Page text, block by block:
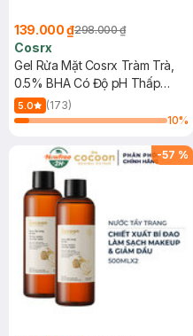
139.000 ₫298.000 ₫
Cosrx
Gel Rửa Mặt Cosrx Tràm Trà,
0.5% BHA Có Độ pH Thấp
150ml
5.0
(173)
10%
-57 %